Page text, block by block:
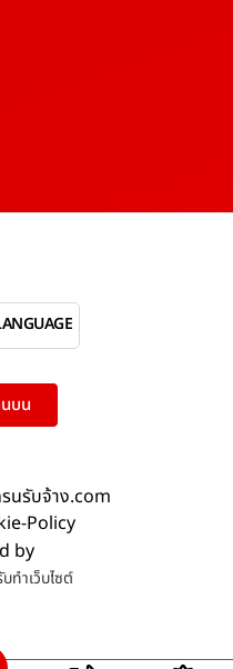
นรับจ้าง.com
Policy
by
ทำเว็บไซต์
บน